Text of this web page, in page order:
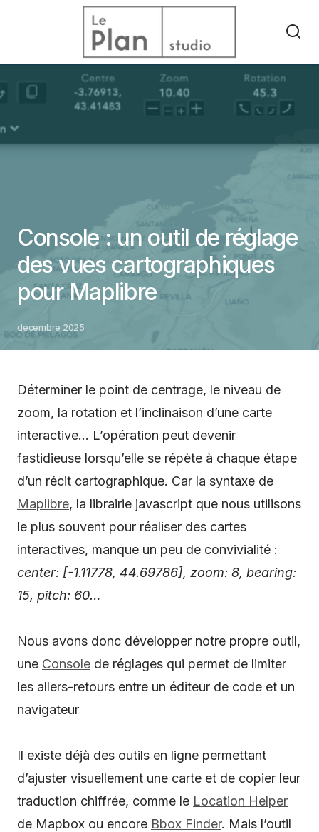
Console : un outil de réglage
des vues cartographiques
pour Maplibre
décembre 2025
Déterminer le point de centrage, le niveau de
zoom, la rotation et l’inclinaison d’une carte
interactive… L’opération peut devenir
fastidieuse lorsqu’elle se répète à chaque étape
d’un récit cartographique. Car la syntaxe de
Maplibre, la librairie javascript que nous utilisons
le plus souvent pour réaliser des cartes
interactives, manque un peu de convivialité :
center: [-1.11778, 44.69786], zoom: 8, bearing:
15, pitch: 60…
Nous avons donc développer notre propre outil,
une Console de réglages qui permet de limiter
les allers-retours entre un éditeur de code et un
navigateur
Il existe déjà des outils en ligne permettant
d’ajuster visuellement une carte et de copier leur
traduction chiffrée, comme le Location Helper
de Mapbox ou encore Bbox Finder. Mais l’outil